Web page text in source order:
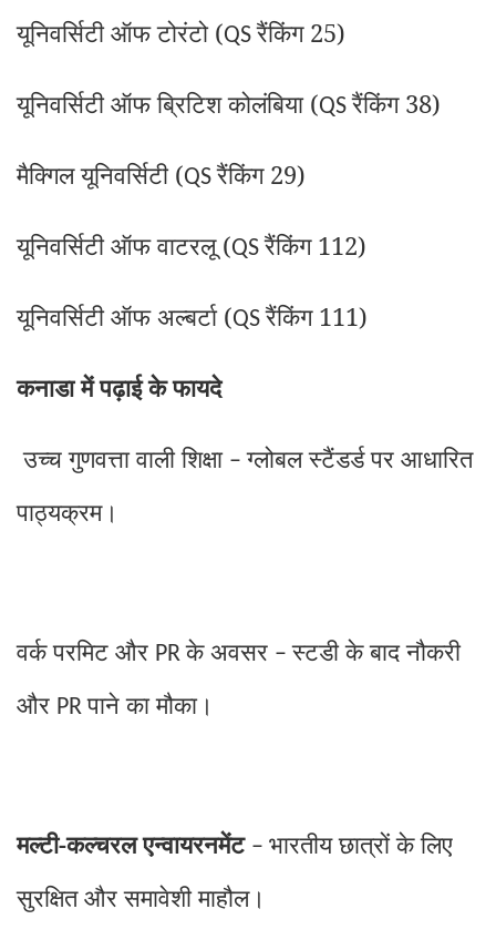
यूनिवर्सिटी ऑफ टोरंटो (QSरैंकिंग 25)
यूनिवर्सिटी ऑफ ब्रिटिश कोलंबिया (QSरैंकिंग 38)
मैक्गिल यूनिवर्सिटी (QSरैंकिंग 29)
यूनिवर्सिटी ऑफ वाटरलू (QSरैंकिंग 112)
यूनिवर्सिटी ऑफ अल्बर्टा (QSरैंकिंग 111)
कनाडा में पढ़ाई के फायदे
उच्च गुणवत्ता वाली शिक्षा –ग्लोबल स्टैंडर्ड पर आधारित
पाठ्यक्रम।
वर्क परमिट और PRके अवसर –स्टडी के बाद नौकरी
और PRपाने का मौका।
मल्टी-कल्चरल एन्वायरनमेंट – भारतीय छात्रों के लिए
सुरक्षित और समावेशी माहौल।